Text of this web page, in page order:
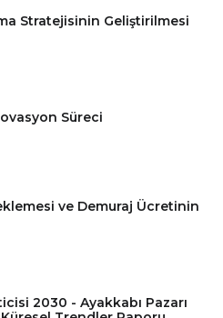
Stratejisinin Geliştirilmesi
Süreci
ve Demuraj Ücretinin
2030 - Ayakkabı Pazarı